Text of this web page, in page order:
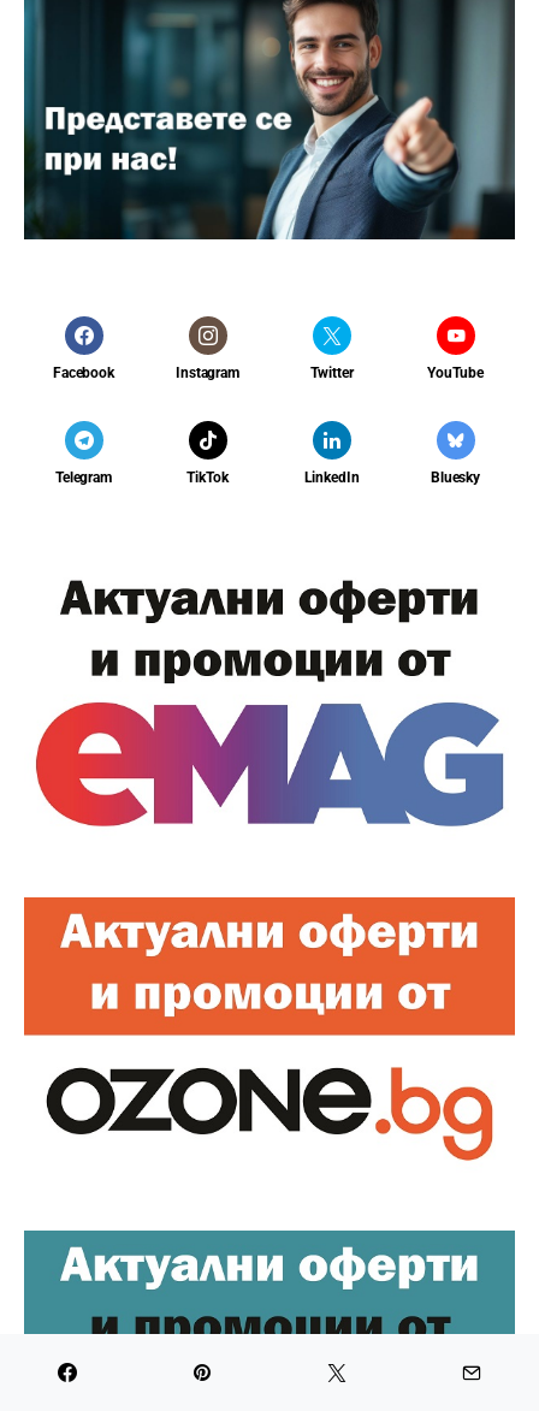
Facebook Instagram Twitter YouTube
Telegram TikTok LinkedIn Bluesky